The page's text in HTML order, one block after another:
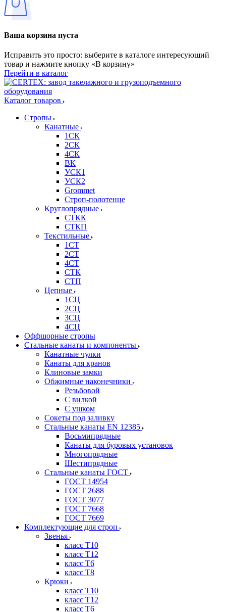
Ваша корзина пуста
Исправить это просто: выберите в каталоге интересующий
товар и нажмите кнопку «В корзину»
Перейти в каталог
Каталог товаров
Стропы
Канатные
1СК
2СК
4СК
ВК
УСК1
УСК2
Grommet
Строп-полотенце
Круглопрядные
СТКК
СТКП
Текстильные
1СТ
2СТ
4СТ
СТК
СТП
Цепные
1СЦ
2СЦ
3СЦ
4СЦ
Оффшорные стропы
Стальные канаты и компоненты
Канатные чулки
Канаты для кранов
Клиновые замки
Обжимные наконечники
Резьбовой
С вилкой
С ушком
Сокеты под заливку
Стальные канаты EN 12385
Восьмипрядные
Канаты для буровых установок
Многопрядные
Шестипрядные
Стальные канаты ГОСТ
ГОСТ 14954
ГОСТ 2688
ГОСТ 3077
ГОСТ 7668
ГОСТ 7669
Комплектующие для строп
Звенья
класс Т10
класс Т12
класс Т6
класс Т8
Крюки
класс Т10
класс Т12
класс Т6